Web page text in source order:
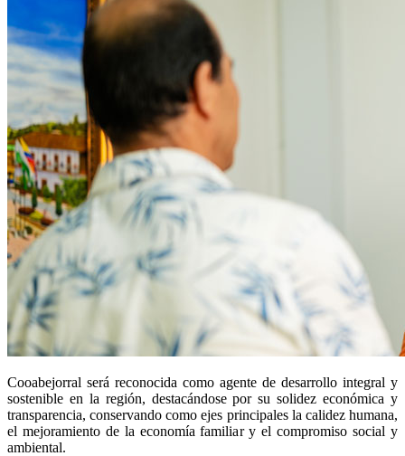
Cooabejorral será reconocida como agente de desarrollo integral y
sostenible en la región, destacándose por su solidez económica y
transparencia, conservando como ejes principales la calidez humana,
el mejoramiento de la economía familiar y el compromiso social y
ambiental.